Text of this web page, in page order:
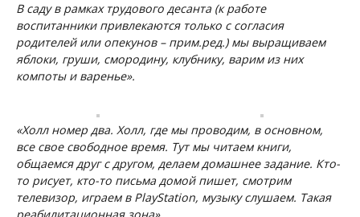
В саду в рамках трудового десанта (к работе
воспитанники привлекаются только с согласия
родителей или опекунов – прим.ред.) мы выращиваем
яблоки, груши, смородину, клубнику, варим из них
компоты и варенье».
«Холл номер два. Холл, где мы проводим, в основном,
все свое свободное время. Тут мы читаем книги,
общаемся друг с другом, делаем домашнее задание. Кто-
то рисует, кто-то письма домой пишет, смотрим
телевизор, играем в PlayStation, музыку слушаем. Такая